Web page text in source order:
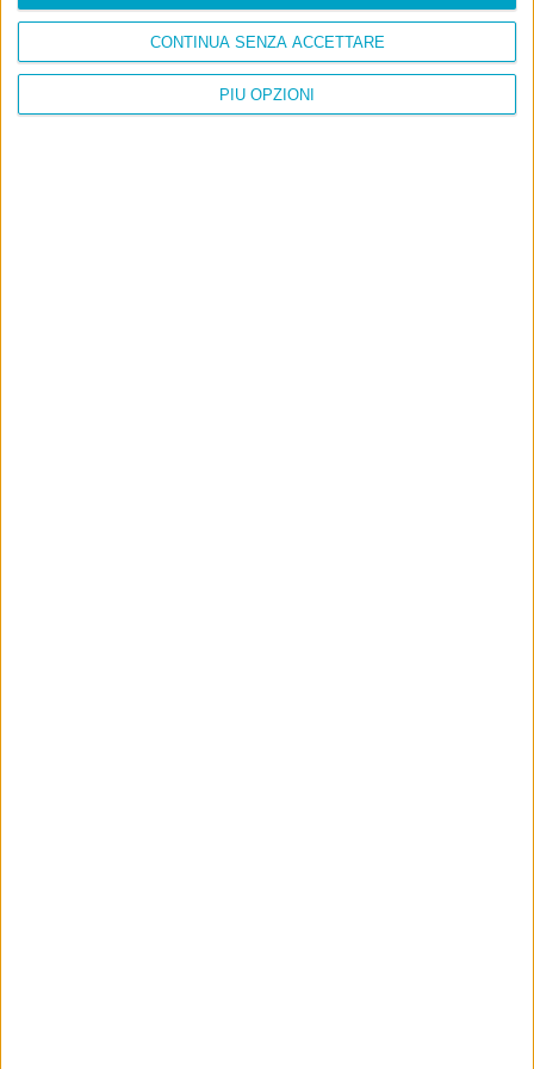
PIÙ OPZIONI
CONTINUA SENZA ACCETTARE